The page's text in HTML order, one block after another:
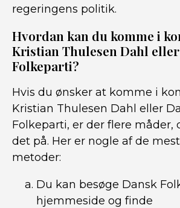
regeringens politik.
Hvordan kan du komme i
Kristian Thulesen Dahl
Folkeparti?
Hvis du ønsker at komme i
Kristian Thulesen Dahl eller
Folkeparti, er der flere måder,
det på. Her er nogle af de
metoder:
Du kan besøge Dansk
hjemmeside og finde